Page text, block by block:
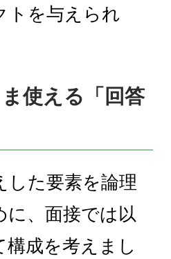
トを与えられ
使える「回答
した要素を論理
に、面接では以
成を考えまし